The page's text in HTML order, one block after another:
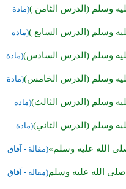
وسلم (الدرس الثامن )(مادة
وسلم (الدرس السابع )(مادة
وسلم (الدرس السادس)(مادة
وسلم (الدرس الخامس)(مادة
وسلم (الدرس الثالث)(مادة
وسلم (الدرس الثاني)(مادة
الله عليه وسلم»(مقالة - آفاق
الله عليه وسلم(مقالة - آفاق